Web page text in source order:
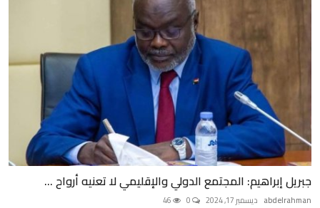
جبريل إبراهيم: المجتمع الدولي والإقليمي لا تعنيه أرواح ...
abdelrahman ديسمبر 17, 2024